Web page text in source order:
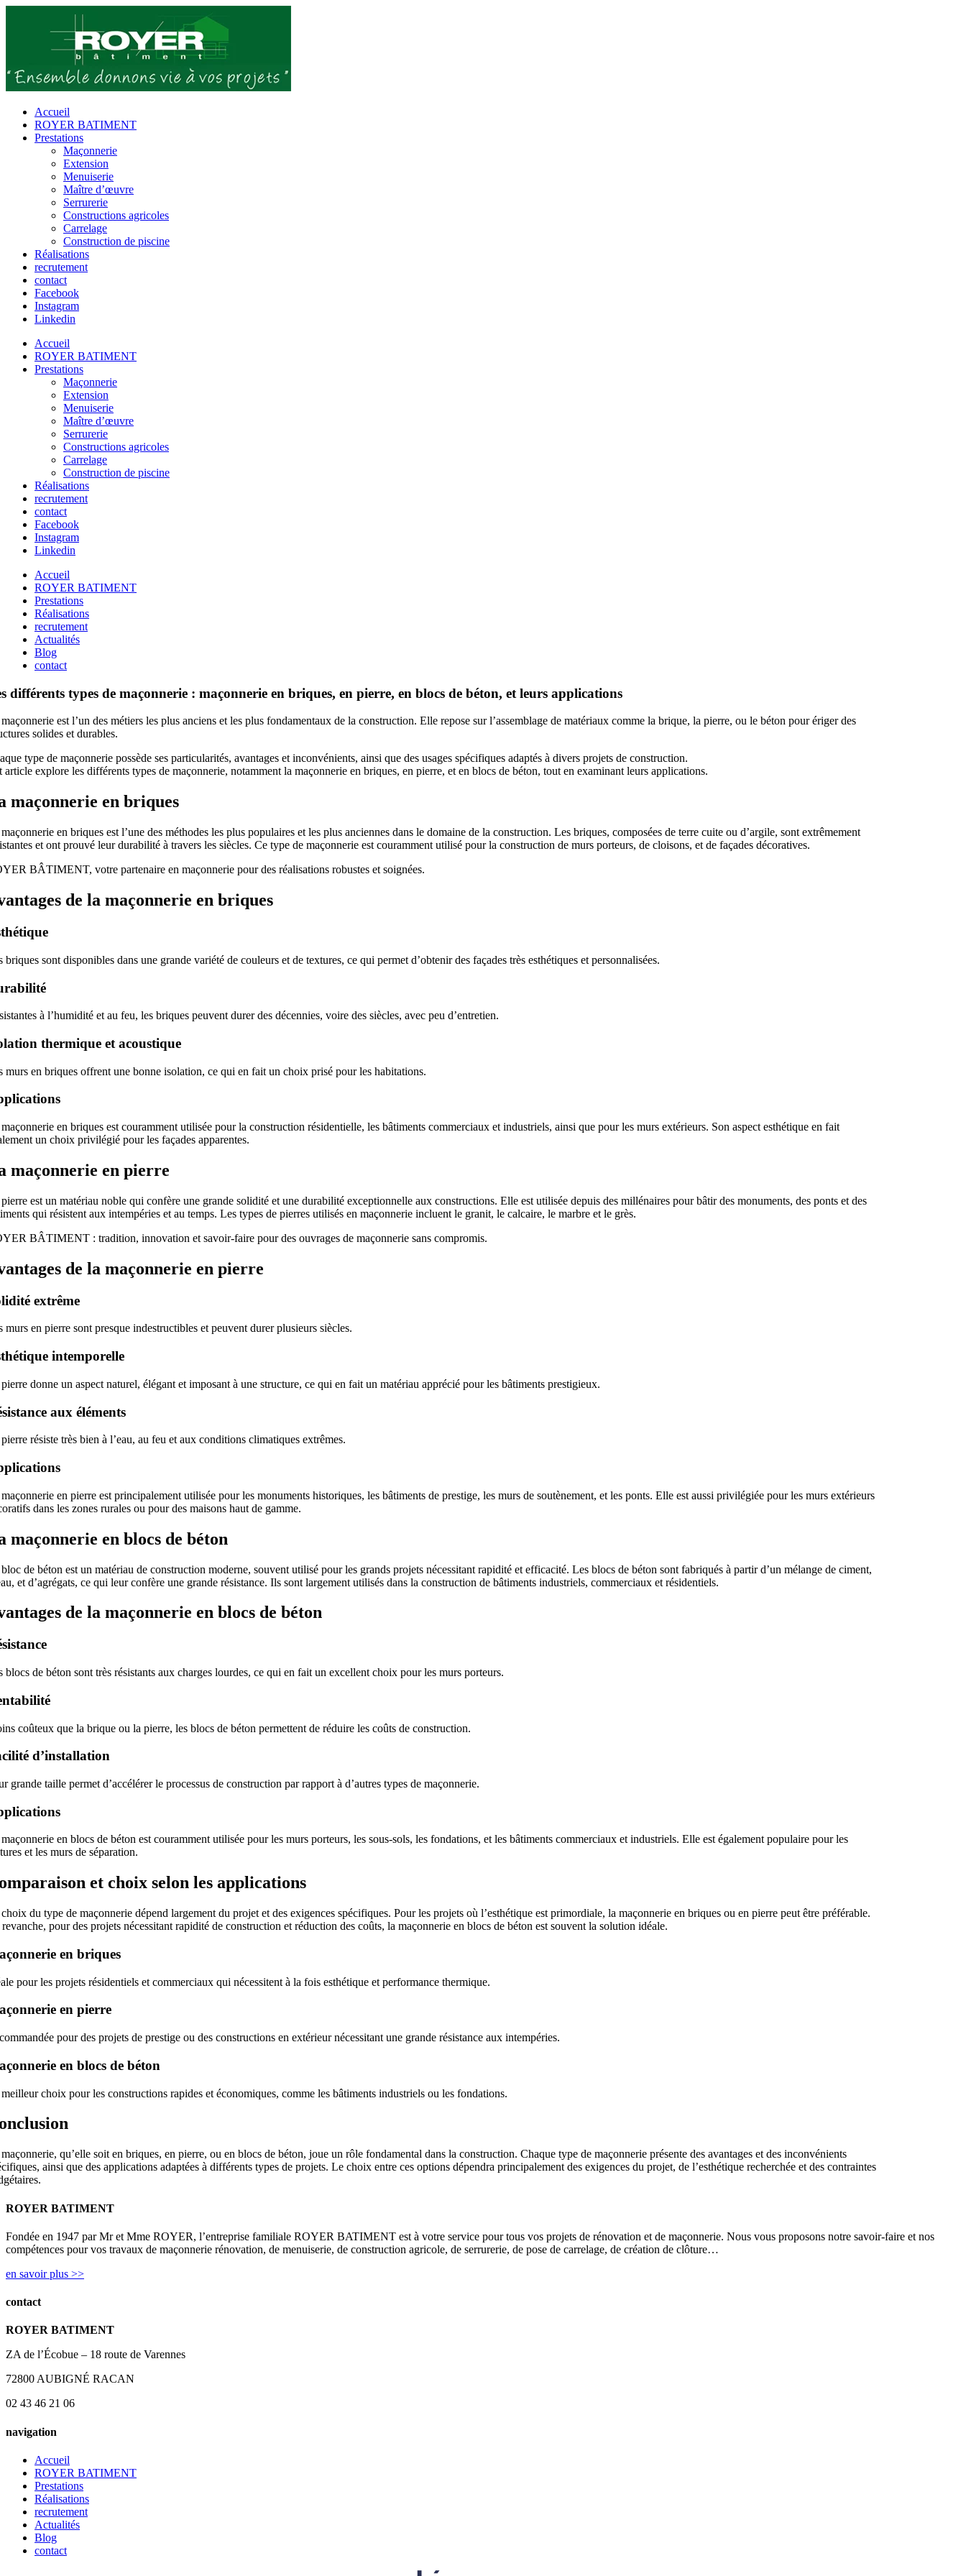
Accueil
ROYER BATIMENT
Prestations
Maçonnerie
Extension
Menuiserie
Maître d’œuvre
Serrurerie
Constructions agricoles
Carrelage
Construction de piscine
Réalisations
recrutement
contact
Facebook
Instagram
Linkedin
Accueil
ROYER BATIMENT
Prestations
Maçonnerie
Extension
Menuiserie
Maître d’œuvre
Serrurerie
Constructions agricoles
Carrelage
Construction de piscine
Réalisations
recrutement
contact
Facebook
Instagram
Linkedin
Accueil
ROYER BATIMENT
Prestations
Réalisations
recrutement
Actualités
Blog
contact
différents types de maçonnerie : maçonnerie en briques, en pierre, en blocs de béton, et leurs applications
est l’un des métiers les plus anciens et les plus fondamentaux de la construction. Elle repose sur l’assemblage de matériaux comme la brique, la pierre, ou le béton pour ériger des
solides et durables.
type de maçonnerie possède ses particularités, avantages et inconvénients, ainsi que des usages spécifiques adaptés à divers projets de construction.
article explore les différents types de maçonnerie, notamment la maçonnerie en briques, en pierre, et en blocs de béton, tout en examinant leurs applications.
maçonnerie en briques
en briques est l’une des méthodes les plus populaires et les plus anciennes dans le domaine de la construction. Les briques, composées de terre cuite ou d’argile, sont extrêmement
et ont prouvé leur durabilité à travers les siècles. Ce type de maçonnerie est couramment utilisé pour la construction de murs porteurs, de cloisons, et de façades décoratives.
BÂTIMENT, votre partenaire en maçonnerie pour des réalisations robustes et soignées.
de la maçonnerie en briques
briques sont disponibles dans une grande variété de couleurs et de textures, ce qui permet d’obtenir des façades très esthétiques et personnalisées.
à l’humidité et au feu, les briques peuvent durer des décennies, voire des siècles, avec peu d’entretien.
thermique et acoustique
murs en briques offrent une bonne isolation, ce qui en fait un choix prisé pour les habitations.
en briques est couramment utilisée pour la construction résidentielle, les bâtiments commerciaux et industriels, ainsi que pour les murs extérieurs. Son aspect esthétique en fait
un choix privilégié pour les façades apparentes.
maçonnerie en pierre
est un matériau noble qui confère une grande solidité et une durabilité exceptionnelle aux constructions. Elle est utilisée depuis des millénaires pour bâtir des monuments, des ponts et des
qui résistent aux intempéries et au temps. Les types de pierres utilisés en maçonnerie incluent le granit, le calcaire, le marbre et le grès.
BÂTIMENT : tradition, innovation et savoir-faire pour des ouvrages de maçonnerie sans compromis.
de la maçonnerie en pierre
extrême
murs en pierre sont presque indestructibles et peuvent durer plusieurs siècles.
intemporelle
donne un aspect naturel, élégant et imposant à une structure, ce qui en fait un matériau apprécié pour les bâtiments prestigieux.
aux éléments
résiste très bien à l’eau, au feu et aux conditions climatiques extrêmes.
en pierre est principalement utilisée pour les monuments historiques, les bâtiments de prestige, les murs de soutènement, et les ponts. Elle est aussi privilégiée pour les murs extérieurs
dans les zones rurales ou pour des maisons haut de gamme.
maçonnerie en blocs de béton
de béton est un matériau de construction moderne, souvent utilisé pour les grands projets nécessitant rapidité et efficacité. Les blocs de béton sont fabriqués à partir d’un mélange de ciment,
et d’agrégats, ce qui leur confère une grande résistance. Ils sont largement utilisés dans la construction de bâtiments industriels, commerciaux et résidentiels.
de la maçonnerie en blocs de béton
blocs de béton sont très résistants aux charges lourdes, ce qui en fait un excellent choix pour les murs porteurs.
coûteux que la brique ou la pierre, les blocs de béton permettent de réduire les coûts de construction.
d’installation
grande taille permet d’accélérer le processus de construction par rapport à d’autres types de maçonnerie.
en blocs de béton est couramment utilisée pour les murs porteurs, les sous-sols, les fondations, et les bâtiments commerciaux et industriels. Elle est également populaire pour les
et les murs de séparation.
et choix selon les applications
du type de maçonnerie dépend largement du projet et des exigences spécifiques. Pour les projets où l’esthétique est primordiale, la maçonnerie en briques ou en pierre peut être préférable.
pour des projets nécessitant rapidité de construction et réduction des coûts, la maçonnerie en blocs de béton est souvent la solution idéale.
en briques
pour les projets résidentiels et commerciaux qui nécessitent à la fois esthétique et performance thermique.
en pierre
pour des projets de prestige ou des constructions en extérieur nécessitant une grande résistance aux intempéries.
en blocs de béton
choix pour les constructions rapides et économiques, comme les bâtiments industriels ou les fondations.
qu’elle soit en briques, en pierre, ou en blocs de béton, joue un rôle fondamental dans la construction. Chaque type de maçonnerie présente des avantages et des inconvénients
ainsi que des applications adaptées à différents types de projets. Le choix entre ces options dépendra principalement des exigences du projet, de l’esthétique recherchée et des contraintes
ROYER BATIMENT
Fondée en 1947 par Mr et Mme ROYER, l’entreprise familiale ROYER BATIMENT est à votre service pour tous vos projets de rénovation et de maçonnerie. Nous vous proposons notre savoir-faire et nos
compétences pour vos travaux de maçonnerie rénovation, de menuiserie, de construction agricole, de serrurerie, de pose de carrelage, de création de clôture…
en savoir plus >>
contact
ROYER BATIMENT
ZA de l’Écobue – 18 route de Varennes
72800 AUBIGNÉ RACAN
02 43 46 21 06
navigation
Accueil
ROYER BATIMENT
Prestations
Réalisations
recrutement
Actualités
Blog
contact